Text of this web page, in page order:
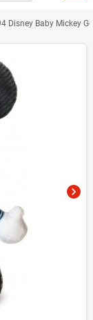
Disney Baby Mickey
chevron_right